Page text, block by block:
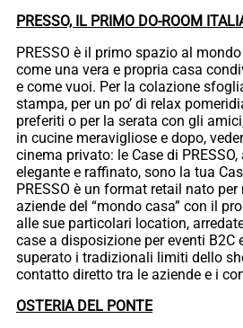
PRESSO, IL PRIMO DO-ROOM
PRESSO è il primo spazio al
come una vera e propria casa
e come vuoi. Per la colazione
stampa, per un po’ di relax
preferiti o per la serata con gli
in cucine meravigliose e dopo,
cinema privato: le Case di
elegante e raffinato, sono la tua
PRESSO è un format retail nato
aziende del “mondo casa” con il
alle sue particolari location,
case a disposizione per eventi B2C
superato i tradizionali limiti dello
contatto diretto tra le aziende e i
OSTERIA DEL PONTE